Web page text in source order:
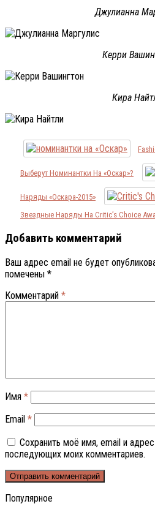
Джулианна
Керри
Кира
Выберут Номинантки На «Оскар»?
Наряды «Оскара-2015»
Звездные Наряды На Critic’s Choice
Добавить комментарий
Ваш адрес email не будет
помечены *
Комментарий *
Имя *
Email *
Сохранить моё имя, email и
последующих моих комментариев.
Популярное